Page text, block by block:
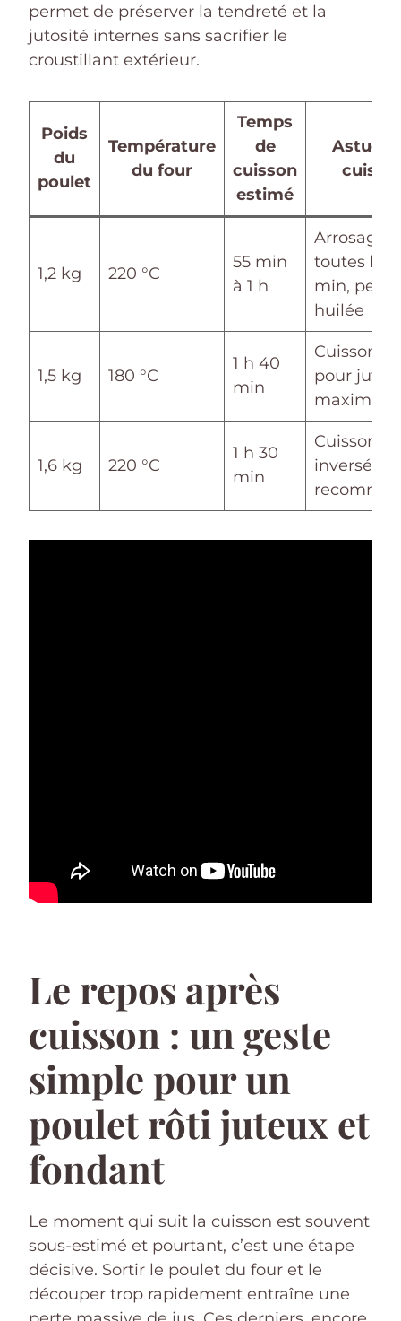
permet de préserver la tendreté et la
jutosité internes sans sacrifier le
croustillant extérieur.
Poids
du
poulet
Température
du four
Temps
de
cuisson
estimé
Astuce
1,2 kg 220 °C
55 min
à 1 h
Arrosage
toutes les
min, peau
huilée
1,5 kg 180 °C
1 h 40
min
Cuisson
pour
maximale
1,6 kg 220 °C
1 h 30
min
Cuisson
inversée
Le repos après
cuisson : un geste
simple pour un
poulet rôti juteux et
fondant
Le moment qui suit la cuisson est souvent
sous-estimé et pourtant, c’est une étape
décisive. Sortir le poulet du four et le
découper trop rapidement entraîne une